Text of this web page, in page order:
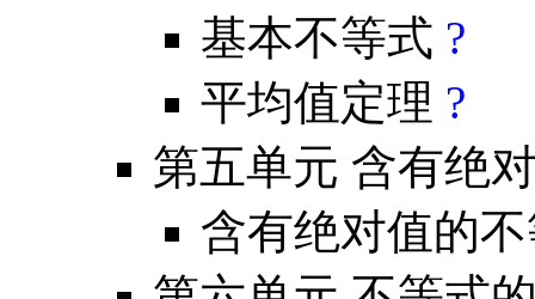
基本不等式 ?
平均值定理 ?
第五单元 含有绝
含有绝对值的